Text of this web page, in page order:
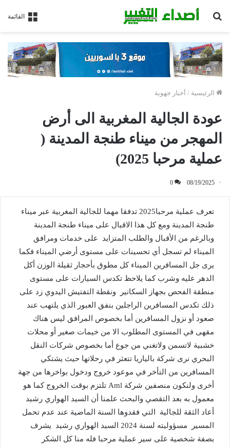
القائمة
الرئيسية / أخبار جهوية
عودة الجالية المغربية الى أرض
المهجر من ميناء طنجة المدينة (
عملية مرحبا 2025)
08/19/2025
0
تعرف عملية مرحبا2025 تدفقا مهما للجالية المغربية عبر ميناء
طنجة المدينة ومع كل هذا الاقبال على ميناء طنجة المدينة
وبالرغم من الأقبال والطلب المتزايد على خدمات ومرافق
الميناء لم تسجل أي تحسينات على مستوى أرضي الميناء فكما
يرى جل المسافرين الميناء كل مطوق بأحجار ثقيلة الوزن أكل
الدهر عليه وشرب كما يلاحظ تكدس السيارات على مستوى
منطقة الفحص بجهاز السكانير ونقطة التفتيش اليدوي زد على
ذلك تكدس المسافرين الراجلين بنفق العبور الذي يلتهب عند
صعود أو نزول المسافرين أما بخصوص المرافق ليس هناك
مقهى في المستوى المطلوب الا من خيمات صغير أو محلات
خشبية لاتسمن ولاتغني من جوع أما بخصوص شركات النقل
البحري نرى شركة بالياريا تتعثر في رحلاتها حيث يشتكي
المسافرين من التأخر في موعود خروج ودخول بواخرها من جهة
أخرى ولنكون منصفين شركة Aml تلتزم بوقت الخروج كما هو
معمول به بعد التقصي والبحث علمنا أن السيد الهواري رشيد
أعاد الثقة للجالية التي فقدوها السنة الماضية عند عدم تحمل
المسير مسؤوليته لسنة 2024 السيد الهواري رشيد يشرف
بصفة شخصية على سير عملية مرحبا فله منا كل الشكر